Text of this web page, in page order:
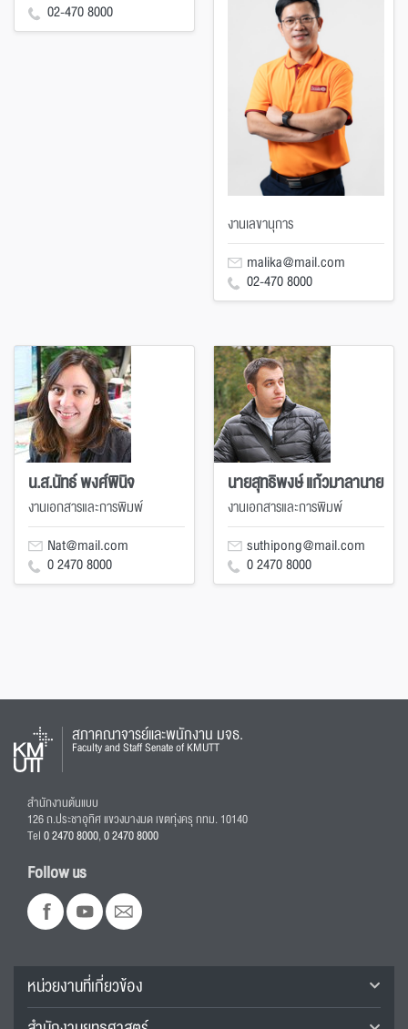
02-470 8000
งานเลขานุการ
malika@mail.com
02-470 8000
น.ส.นัทธ์ พงศ์พินิจ
งานเอกสารและการพิมพ์
Nat@mail.com
0 2470 8000
นายสุทธิพงษ์ แก้วมาลานาย
งานเอกสารและการพิมพ์
suthipong@mail.com
0 2470 8000
สภาคณาจารย์และพนักงาน มจธ.
Faculty and Staff Senate of KMUTT
สำนักงานต้นแบบ
126 ถ.ประชาอุทิศ แขวงบางมด เขตทุ่งครุ กทม. 10140
Tel0 2470 8000,0 2470 8000
Follow us
หน่วยงานที่เกี่ยวข้อง